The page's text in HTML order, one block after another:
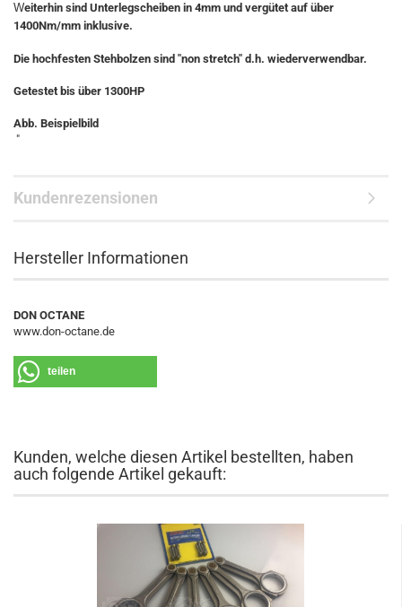
Weiterhin sind Unterlegscheiben in 4mm und vergütet auf über
1400Nm/mm inklusive.
Die hochfesten Stehbolzen sind "non stretch" d.h. wiederverwendbar.
Getestet bis über 1300HP
Abb. Beispielbild
"
Kundenrezensionen
Hersteller Informationen
DON OCTANE
www.don-octane.de
teilen
Kunden, welche diesen Artikel bestellten, haben
auch folgende Artikel gekauft: